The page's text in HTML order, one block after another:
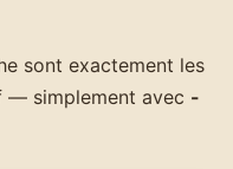
sont exactement les
— simplement avec -